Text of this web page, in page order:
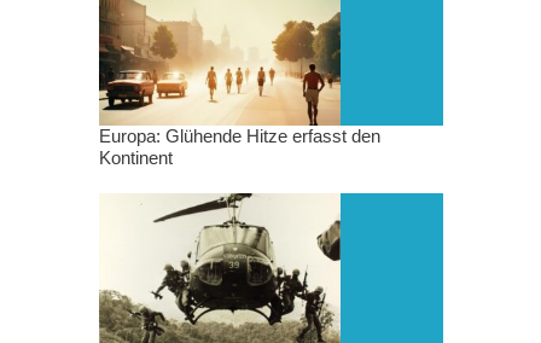
Europa: Glühende Hitze erfasst den
Kontinent